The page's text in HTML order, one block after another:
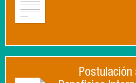
Postulación